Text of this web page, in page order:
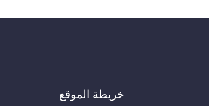
خريطة الموقع